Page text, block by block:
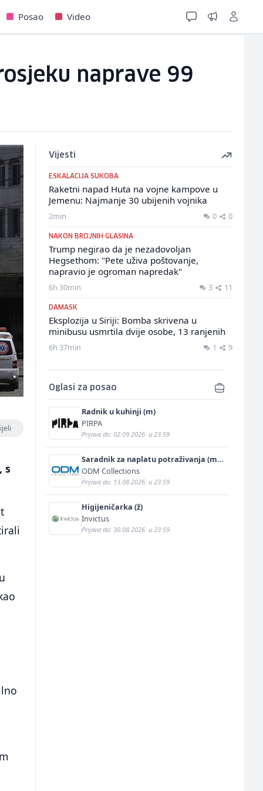
Posao Video
naprave 99
s
Vijesti
ESKALACIJA SUKOBA
Raketni napad Huta na vojne kampove u
Jemenu: Najmanje 30 ubijenih vojnika
2min 0 0
NAKON BROJNIH GLASINA
Trump negirao da je nezadovoljan
Hegsethom: "Pete uživa poštovanje,
napravio je ogroman napredak"
6h 30min 3 11
DAMASK
Eksplozija u Siriji: Bomba skrivena u
minibusu usmrtila dvije osobe, 13 ranjenih
6h 37min 1 9
Oglasi za posao
Radnik u kuhinji (m)
PIRPA
Prijava do: 02.09.2026. u 23:59
Saradnik za naplatu potraživanja (m/
ž)
ODM Collections
Prijava do: 13.08.2026. u 23:59
Higijeničarka (ž)
Invictus
Prijava do: 30.08.2026. u 23:59